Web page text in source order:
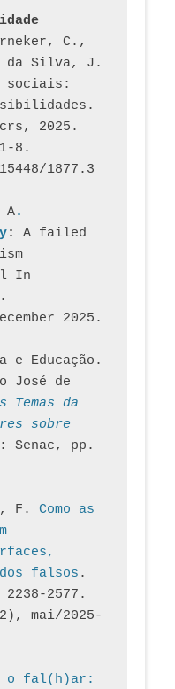
C.,
da Silva, J.
sociais:
2025.
8.
1877.3
A.
: A failed
In
.
2025.
e Educação.
José de
Temas da
sobre
Senac, pp.
F. Como as
falsos
2577.
mai/2025-
o fal(h)ar: